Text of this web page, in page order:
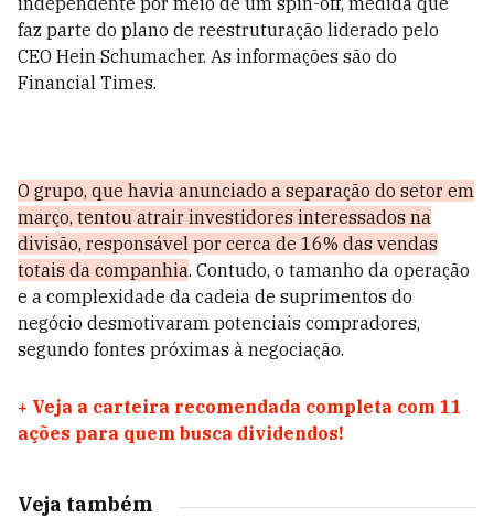
faz parte do plano de reestruturação liderado pelo
CEO Hein Schumacher. As informações são do
Financial Times.
O grupo, que havia anunciado a separação do setor em
março, tentou atrair investidores interessados na
divisão, responsável por cerca de 16% das vendas
totais da companhia. Contudo, o tamanho da operação
e a complexidade da cadeia de suprimentos do
negócio desmotivaram potenciais compradores,
segundo fontes próximas à negociação.
+ Veja a carteira recomendada completa com 11
ações para quem busca dividendos!
Veja também